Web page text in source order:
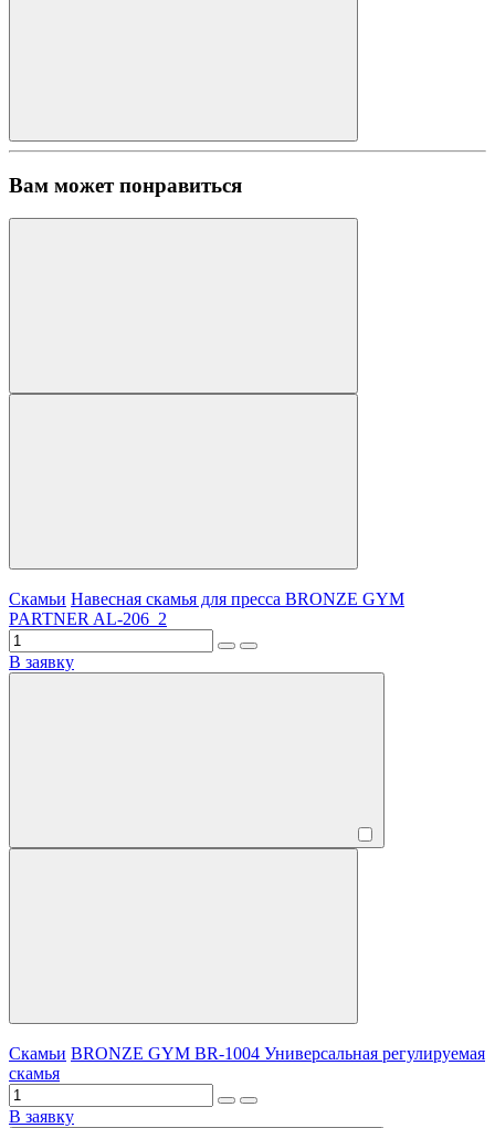
Вам может понравиться
Скамьи Навесная скамья для пресса BRONZE GYM
PARTNER AL-206_2
В заявку
Скамьи BRONZE GYM BR-1004 Универсальная регулируемая
скамья
В заявку